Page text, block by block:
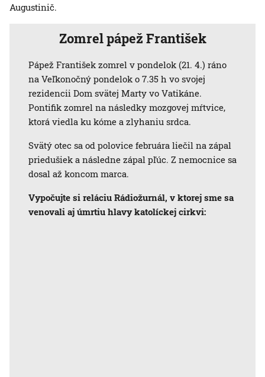
Augustinič.
Zomrel pápež František
Pápež František zomrel v pondelok (21. 4.) ráno
na Veľkonočný pondelok o 7.35 h vo svojej
rezidencii Dom svätej Marty vo Vatikáne.
Pontifik zomrel na následky mozgovej mŕtvice,
ktorá viedla ku kóme a zlyhaniu srdca.
Svätý otec sa od polovice februára liečil na zápal
priedušiek a následne zápal pľúc. Z nemocnice sa
dosal až koncom marca.
Vypočujte si reláciu Rádiožurnál, v ktorej sme sa
venovali aj úmrtiu hlavy katolíckej cirkvi: